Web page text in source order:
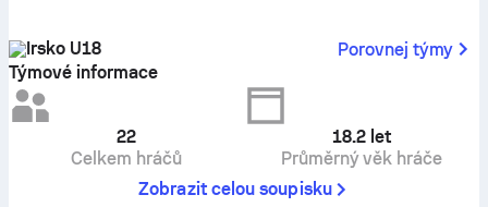
Irsko U18
Porovnej týmy
Týmové informace
22
Celkem hráčů
18.2 let
Průměrný věk hráče
Zobrazit celou soupisku